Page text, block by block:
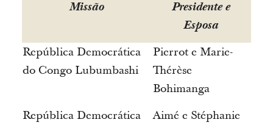
Missão
Presidente e
Esposa
República Democrática
do Congo Lubumbashi
Pierrot e Marie-
Thérèse
Bohimanga
República Democrática
Aimé e Stéphanie